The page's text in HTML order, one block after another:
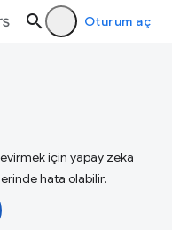
Oturum aç
için yapay zeka
hata olabilir.